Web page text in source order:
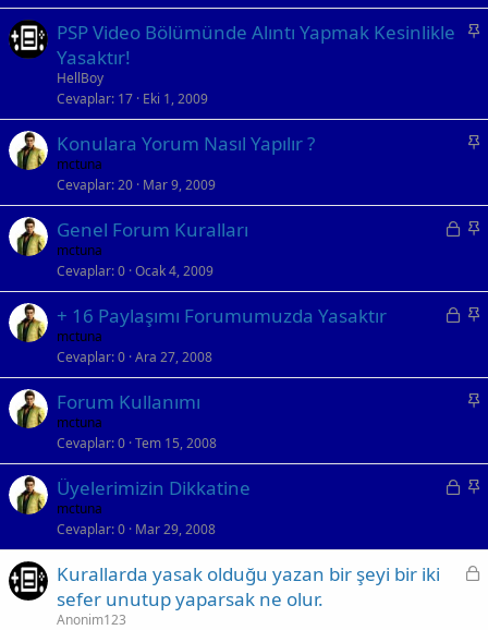
i
tS
t
PSP Video Bölümünde Alıntı Yapmak Kesinlikle
Yasaktır!
HellBoy
Cevaplar 17 Eki 1, 2009
S
i
t
Konulara Yorum Nasıl Yapılır ?
mctuna
Cevaplar 20 Mar 9, 2009
K
i
t
S
i
t
Genel Forum Kuralları
mctuna
Cevaplar 0 Ocak 4, 2009
K
i
S
i
t
+ 16 Paylaşımı Forumumuzda Yasaktır
mctuna
Cevaplar 0 Ara 27, 2008
S
i
t
Forum Kullanımı
mctuna
Cevaplar 0 Tem 15, 2008
K
i
S
i
t
Üyelerimizin Dikkatine
mctuna
Cevaplar 0 Mar 29, 2008
K
Kurallarda yasak olduğu yazan bir şeyi bir iki
sefer unutup yaparsak ne olur.
Anonim123